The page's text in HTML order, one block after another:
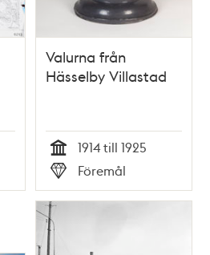
Valurna från
Hässelby Villastad
Tid
1914 till 1925
Typ
Föremål